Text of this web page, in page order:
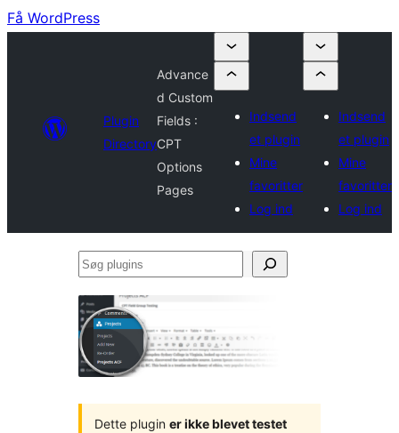
Få WordPress
Plugin
Directory
Advance
d Custom
Fields :
CPT
Options
Pages
Indsend
et plugin
Mine
favoritter
Log ind
Indsend
et plugin
Mine
favoritter
Log ind
Søg
Dette plugin er ikke blevet testet